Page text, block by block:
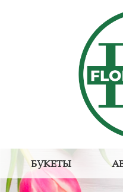
БУКЕТЫ